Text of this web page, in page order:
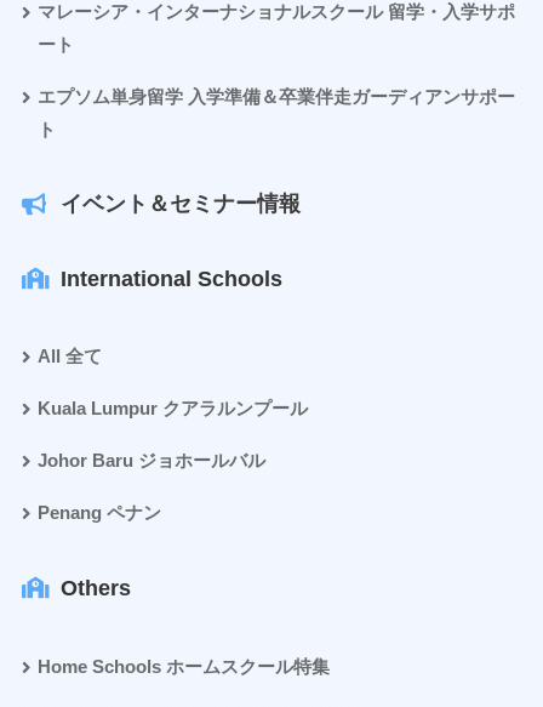
マレーシア・インターナショナルスクール 留学・入学サポ
ート
エプソム単身留学 入学準備＆卒業伴走ガーディアンサポー
ト
イベント＆セミナー情報
International Schools
All 全て
Kuala Lumpur クアラルンプール
Johor Baru ジョホールバル
Penang ペナン
Others
Home Schools ホームスクール特集